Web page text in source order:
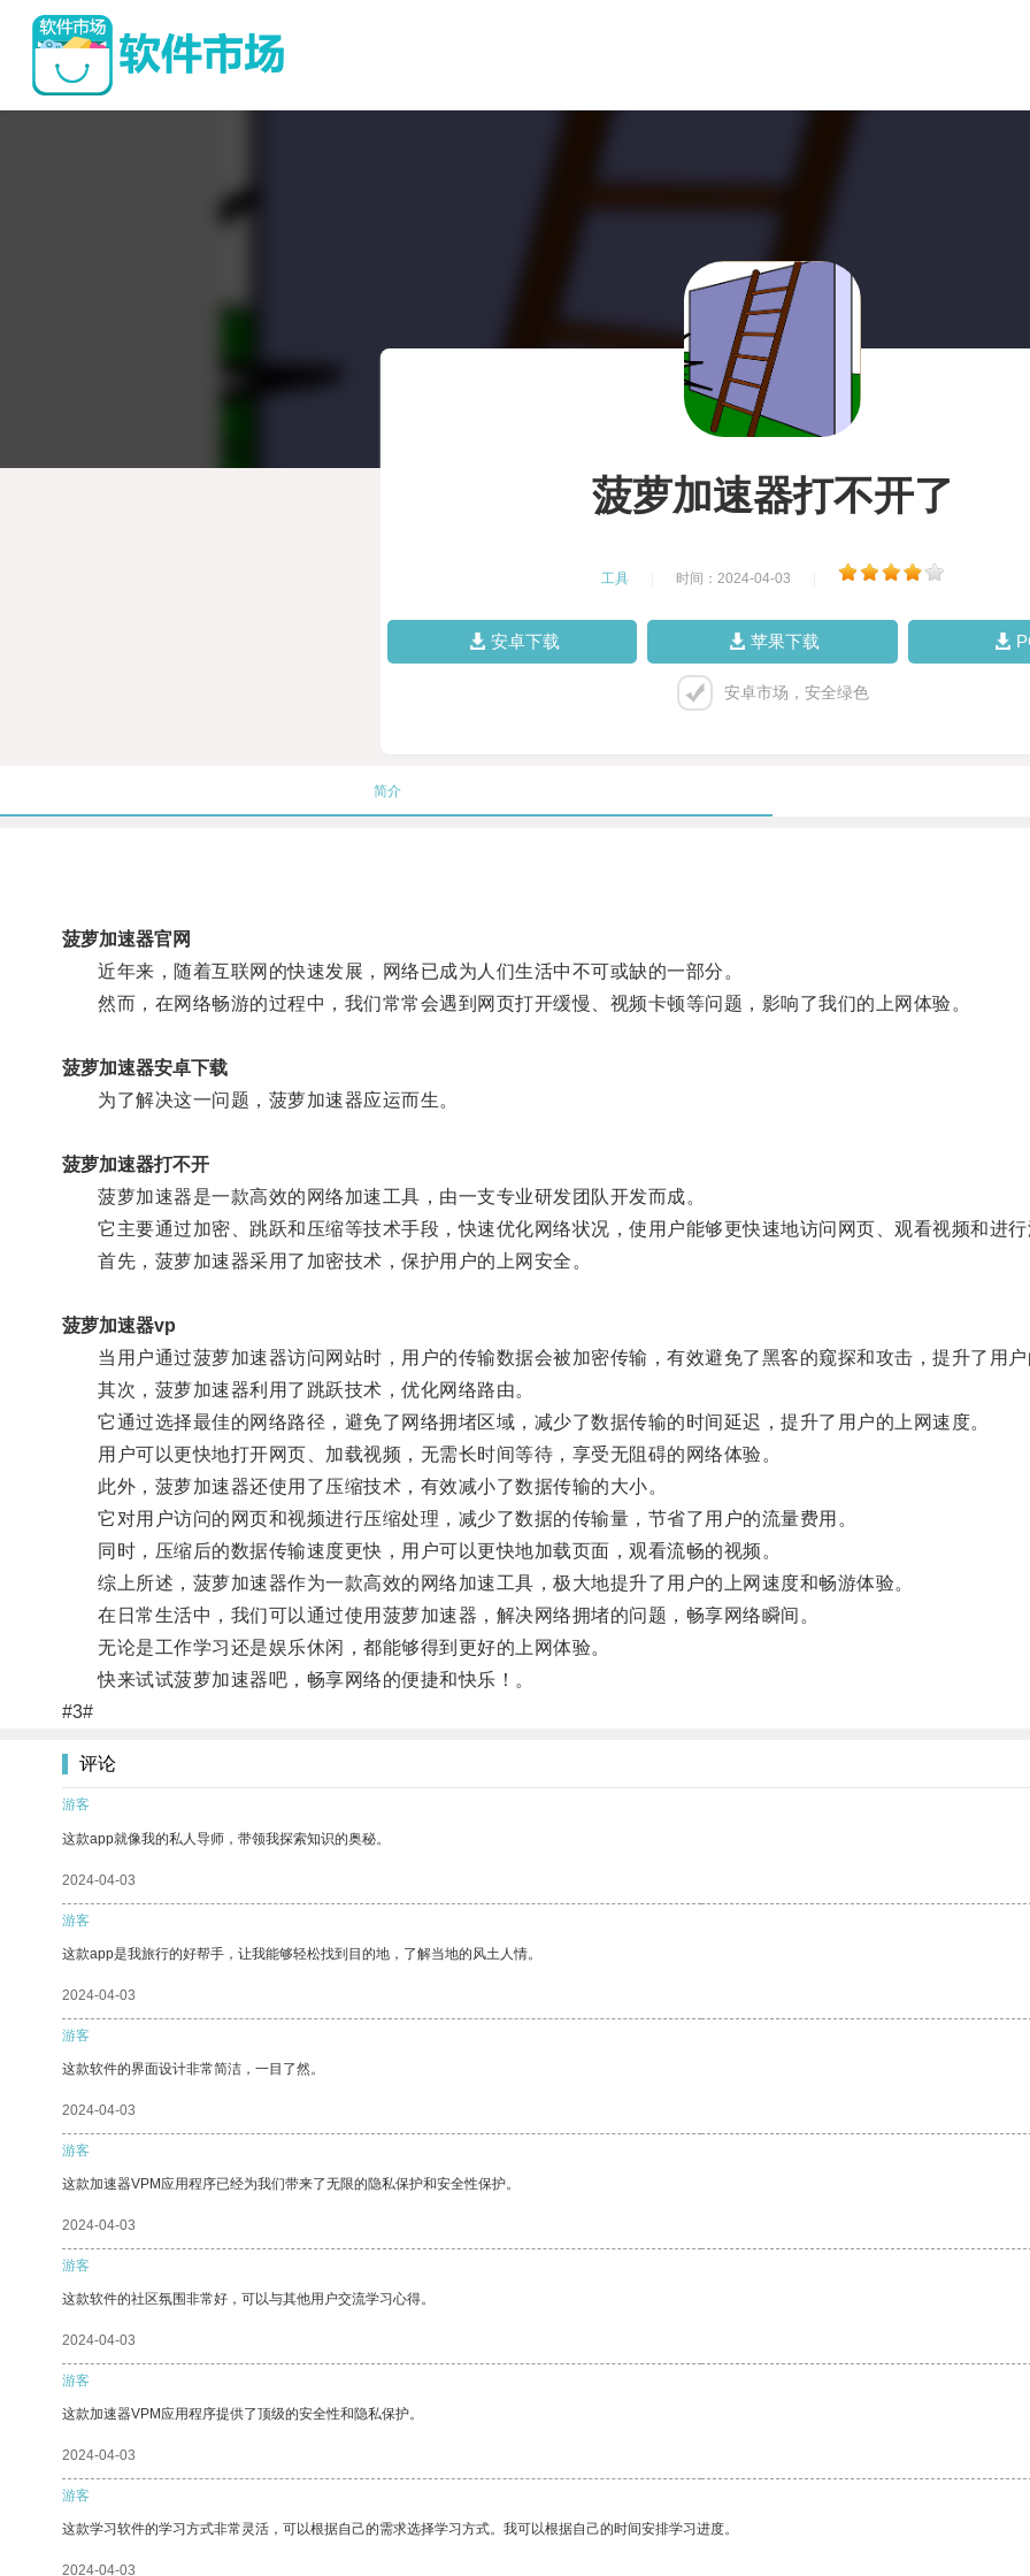
菠萝加速器打不开了
工具 时间：2024-04-03
安卓下载 苹果下载
安卓市场，安全绿色
简介
菠萝加速器官网
近年来，随着互联网的快速发展，网络已成为人们生活中不可或缺的一部分。
然而，在网络畅游的过程中，我们常常会遇到网页打开缓慢、视频卡顿等问题，影响了我们的上网体验。
菠萝加速器安卓下载
为了解决这一问题，菠萝加速器应运而生。
菠萝加速器打不开
菠萝加速器是一款高效的网络加速工具，由一支专业研发团队开发而成。
它主要通过加密、跳跃和压缩等技术手段，快速优化网络状况，使用户能够更快速地访问网页、观看视频和进行
首先，菠萝加速器采用了加密技术，保护用户的上网安全。
菠萝加速器vp
当用户通过菠萝加速器访问网站时，用户的传输数据会被加密传输，有效避免了黑客的窥探和攻击，提升了用户
其次，菠萝加速器利用了跳跃技术，优化网络路由。
它通过选择最佳的网络路径，避免了网络拥堵区域，减少了数据传输的时间延迟，提升了用户的上网速度。
用户可以更快地打开网页、加载视频，无需长时间等待，享受无阻碍的网络体验。
此外，菠萝加速器还使用了压缩技术，有效减小了数据传输的大小。
它对用户访问的网页和视频进行压缩处理，减少了数据的传输量，节省了用户的流量费用。
同时，压缩后的数据传输速度更快，用户可以更快地加载页面，观看流畅的视频。
综上所述，菠萝加速器作为一款高效的网络加速工具，极大地提升了用户的上网速度和畅游体验。
在日常生活中，我们可以通过使用菠萝加速器，解决网络拥堵的问题，畅享网络瞬间。
无论是工作学习还是娱乐休闲，都能够得到更好的上网体验。
快来试试菠萝加速器吧，畅享网络的便捷和快乐！。
#3#
评论
游客
这款app就像我的私人导师，带领我探索知识的奥秘。
2024-04-03
游客
这款app是我旅行的好帮手，让我能够轻松找到目的地，了解当地的风土人情。
2024-04-03
游客
这款软件的界面设计非常简洁，一目了然。
2024-04-03
游客
这款加速器VPM应用程序已经为我们带来了无限的隐私保护和安全性保护。
2024-04-03
游客
这款软件的社区氛围非常好，可以与其他用户交流学习心得。
2024-04-03
游客
这款加速器VPM应用程序提供了顶级的安全性和隐私保护。
2024-04-03
游客
这款学习软件的学习方式非常灵活，可以根据自己的需求选择学习方式。我可以根据自己的时间安排学习进度。
2024-04-03